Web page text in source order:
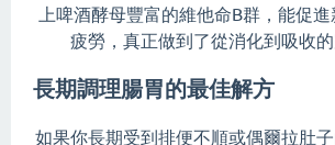
上啤酒酵母豐富的維他命B群，能促
疲勞，真正做到了從消化到吸收的
長期調理腸胃的最佳解方
如果你長期受到排便不順或偶爾拉肚